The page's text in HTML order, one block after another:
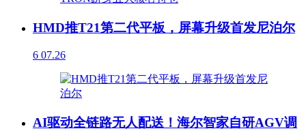
HMD推T21第二代平板，屏幕升级首发尼泊尔
6 07.26
AI驱动全链路无人配送！海尔智家自研AGV调